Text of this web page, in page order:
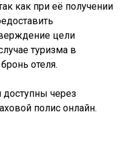
как при её получении
цели
туризма в
отеля.
через
полис онлайн.